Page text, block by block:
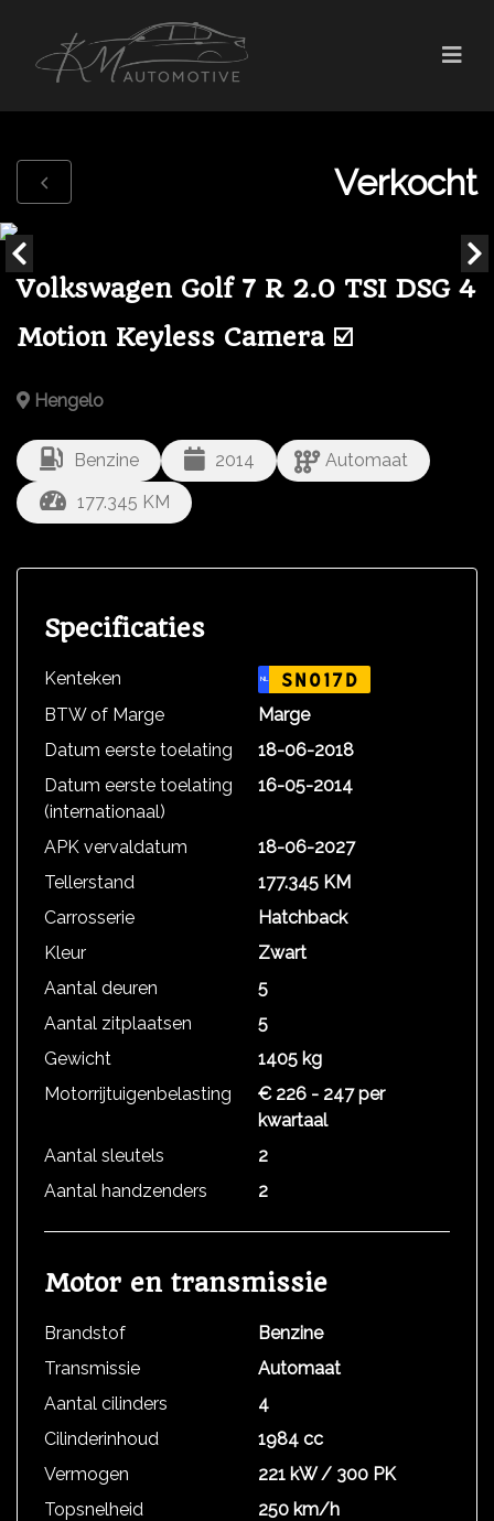
Verkocht
Volkswagen Golf 7 R 2.0 TSI DSG 4
Motion Keyless Camera ☑️
Hengelo
Benzine 2014
Automaat
177.345 KM
Specificaties
Kenteken NL SN017D
BTW of Marge
Marge
Datum eerste toelating
18-06-2018
Datum eerste toelating
(internationaal)
16-05-2014
APK vervaldatum
18-06-2027
Tellerstand
177.345 KM
Carrosserie
Hatchback
Kleur
Zwart
Aantal deuren
5
Aantal zitplaatsen
5
Gewicht
1405 kg
Motorrijtuigenbelasting
€ 226 - 247 per
kwartaal
Aantal sleutels
2
Aantal handzenders
2
Motor en transmissie
Brandstof
Benzine
Transmissie
Automaat
Aantal cilinders
4
Cilinderinhoud
1984 cc
Vermogen
221 kW / 300 PK
Topsnelheid
250 km/h